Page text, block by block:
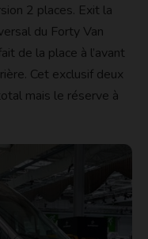
2 places. Exit la
du Forty Van
de la place à l’avant
Cet exclusif deux
mais le réserve à